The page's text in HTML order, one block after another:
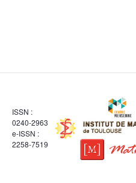
ISSN :
0240-2963
e-ISSN :
2258-7519